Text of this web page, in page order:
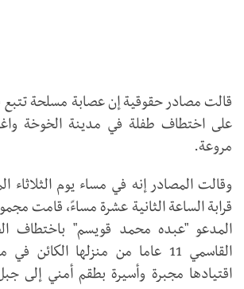
قالت مصادر حقوقية إن عصابة مسلحة
على اختطاف طفلة في مدينة الخوخة
مروعة.
قرابة الساعة الثانية عشرة مساءً، قامت
المدعو "عبده محمد قويسم" باختطاف
القاسمي 11 عاما من منزلها
اقتيادها مجبرة وأسيرة بطقم أمني إلى